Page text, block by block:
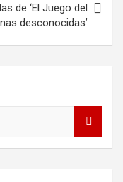
de ‘El Juego del
desconocidas’